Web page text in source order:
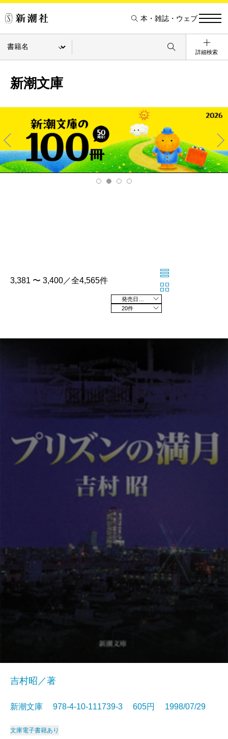
本・雑誌・ウェブ
詳細検索
新潮文庫
Pre
v
Ne
xt
3,381 〜 3,400／全4,565件
20件
吉村昭／著
新潮文庫 978-4-10-111739-3 605円 1998/07/29
文庫電子書籍あり